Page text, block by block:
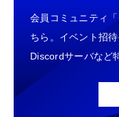
会員コミュニティ
ちら。イベント招
Discordサーバなど